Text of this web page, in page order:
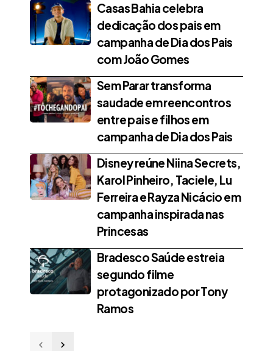
Casas Bahia celebra
dedicação dos pais em
campanha de Dia dos Pais
com João Gomes
Sem Parar transforma
saudade em reencontros
entre pais e filhos em
campanha de Dia dos Pais
Disney reúne Niina Secrets,
Karol Pinheiro, Taciele, Lu
Ferreira e Rayza Nicácio em
campanha inspirada nas
Princesas
Bradesco Saúde estreia
segundo filme
protagonizado por Tony
Ramos